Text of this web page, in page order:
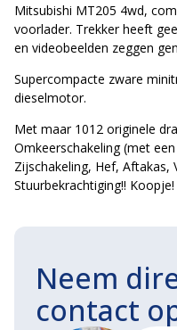
Mitsubishi MT205 4wd,
voorlader. Trekker heeft
en videobeelden zeggen
Supercompacte zware
dieselmotor.
Met maar 1012 originele
Omkeerschakeling (met
Zijschakeling, Hef,
Stuurbekrachtiging!! Koopje!
Neem
contact